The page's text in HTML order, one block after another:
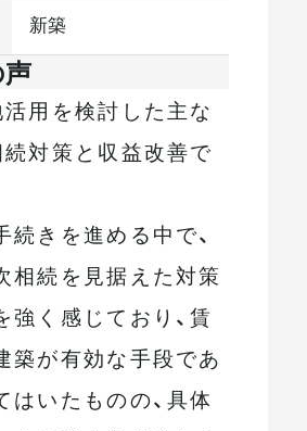
新築
活用を検討した主な
続対策と収益改善で
続きを進める中で、
相続を見据えた対策
強く感じており、賃
築が有効な手段であ
はいたものの、具体